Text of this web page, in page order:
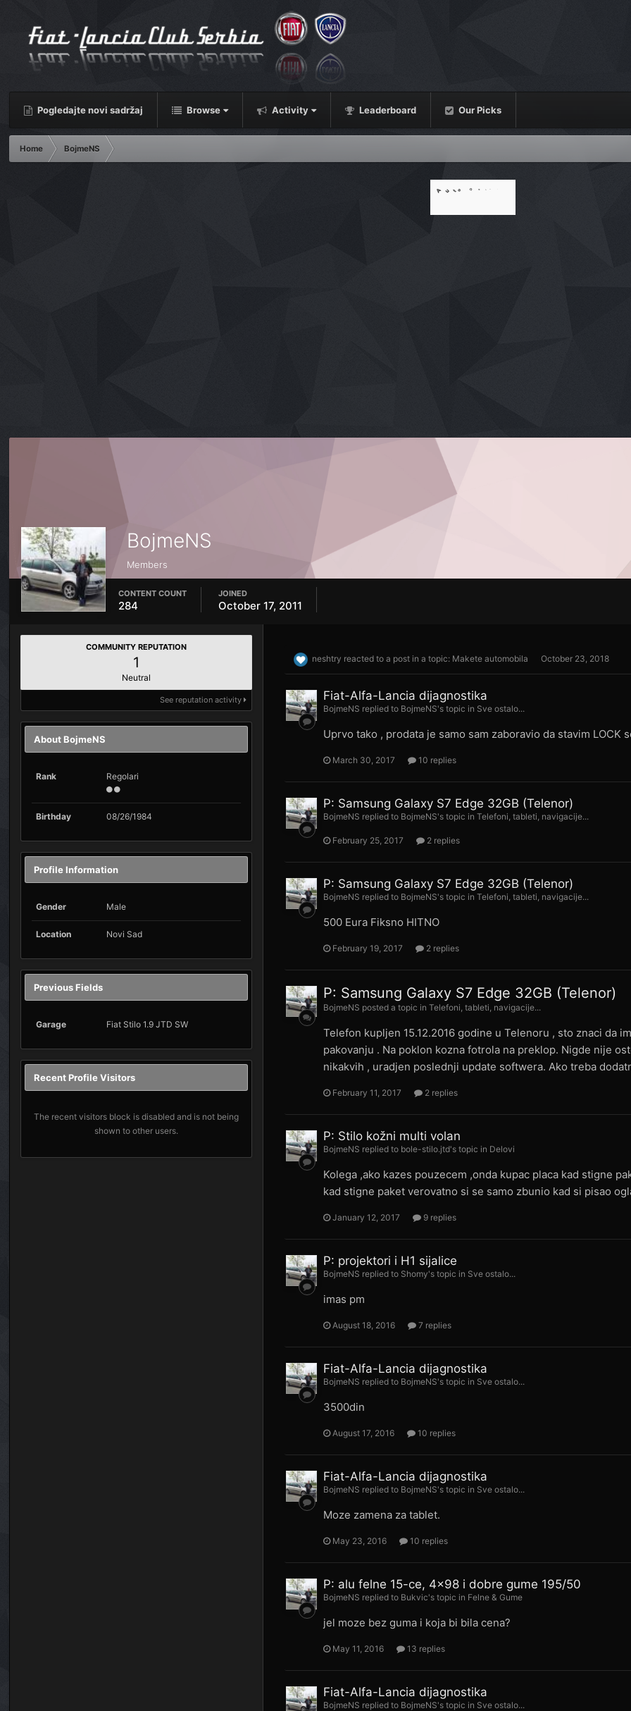
Pogledajte novi sadržaj Browse Activity Leaderboard Our Picks
Home BojmeNS
BojmeNS
Members
CONTENT COUNT
284
JOINED
October 17, 2011
COMMUNITY REPUTATION
1
Neutral
See reputation activity
About BojmeNS
Rank Regolari
Birthday 08/26/1984
Profile Information
Gender Male
Location Novi Sad
Previous Fields
Garage Fiat Stilo 1.9 JTD SW
Recent Profile Visitors
The recent visitors block is disabled and is not being
shown to other users.
neshtry reacted to a post in a topic: Makete automobila October 23, 2018
Fiat-Alfa-Lancia dijagnostika
BojmeNS replied to BojmeNS's topic in Sve ostalo...
Uprvo tako , prodata je samo sam zaboravio da stavim LOCK
March 30, 2017 10 replies
P: Samsung Galaxy S7 Edge 32GB (Telenor)
BojmeNS replied to BojmeNS's topic inTelefoni, tableti, navigacije...
February 25, 2017 2 replies
P: Samsung Galaxy S7 Edge 32GB (Telenor)
BojmeNS replied to BojmeNS's topic inTelefoni, tableti, navigacije...
500 Eura Fiksno HITNO
February 19, 2017 2 replies
P: Samsung Galaxy S7 Edge 32GB (Telenor)
BojmeNS posted a topic inTelefoni, tableti, navigacije...
Telefon kupljen 15.12.2016 godine u Telenoru , sto znaci da
pakovanju . Na poklon kozna fotrola na preklop. Nigde nije
nikakvih , uradjen poslednji update softwera. Ako treba
February 11, 2017 2 replies
P: Stilo kožni multi volan
BojmeNS replied to bole-stilo.jtd's topic in Delovi
Kolega ,ako kazes pouzecem ,onda kupac placa kad stigne
kad stigne paket verovatno si se samo zbunio kad si pisao
January 12, 2017 9 replies
P: projektori i H1 sijalice
BojmeNS replied to Shomy's topic in Sve ostalo...
imas pm
August 18, 2016 7 replies
Fiat-Alfa-Lancia dijagnostika
BojmeNS replied to BojmeNS's topic in Sve ostalo...
3500din
August 17, 2016 10 replies
Fiat-Alfa-Lancia dijagnostika
BojmeNS replied to BojmeNS's topic in Sve ostalo...
Moze zamena za tablet.
May 23, 2016 10 replies
P: alu felne 15-ce, 4x98 i dobre gume 195/50
BojmeNS replied to Bukvic's topic in Felne & Gume
jel moze bez guma i koja bi bila cena?
May 11, 2016 13 replies
Fiat-Alfa-Lancia dijagnostika
BojmeNS replied to BojmeNS's topic in Sve ostalo...